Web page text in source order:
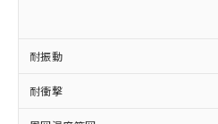
耐振動
耐衝撃
ことをご了承くだ
在庫状況および標
記載している更新
タに基づき作成さ
覧された時点での
むを得ず変更すること
鉛(Pb) 1000ppm以下、 水銀
六価クロム(Cr(Ⅵ)) 1000ppm
類(PBB) 1000ppm以下、ポリ
「－」：未確認です。
*中国RoHS10物質の基準値
Pb(鉛) :1000ppm、 Hg(水銀) :
Cr(Ⅵ)(六価クロム) : 1000ppm
当社は、これら貴
為替および外国貿
（以下｢規制貨物
または国外への提
国政府の輸出許
可)を取得するな